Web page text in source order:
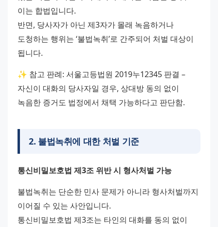
이는 합법입니다.
반면, 당사자가 아닌 제3자가 몰래 녹음하거나
도청하는 행위는 ‘불법녹취’로 간주되어 처벌 대상이
됩니다.
✨ 참고 판례: 서울고등법원 2019누12345 판결 –
자신이 대화의 당사자일 경우, 상대방 동의 없이
녹음한 증거도 법정에서 채택 가능하다고 판단함.
2. 불법녹취에 대한 처벌 기준
통신비밀보호법 제3조 위반 시 형사처벌 가능
불법녹취는 단순한 민사 문제가 아니라 형사처벌까지
이어질 수 있는 사안입니다.
통신비밀보호법 제3조는 타인의 대화를 동의 없이